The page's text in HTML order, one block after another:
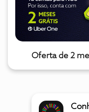
Oferta de 2